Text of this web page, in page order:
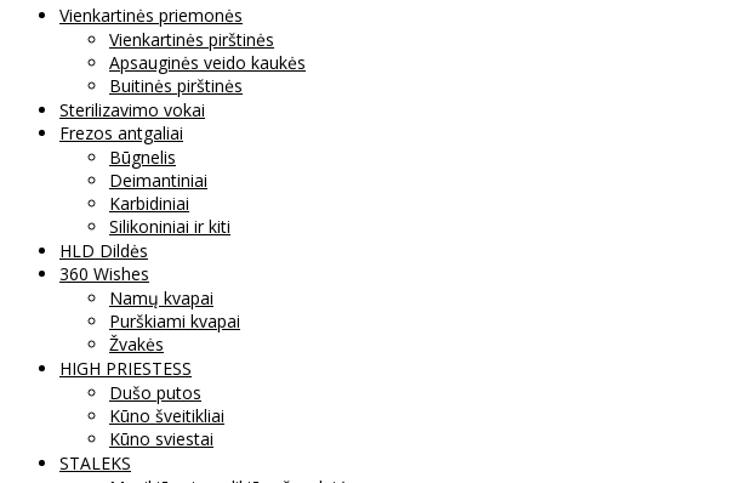
Vienkartinės priemonės
Vienkartinės pirštinės
Apsauginės veido kaukės
Buitinės pirštinės
Sterilizavimo vokai
Frezos antgaliai
Būgnelis
Deimantiniai
Karbidiniai
Silikoniniai ir kiti
HLD Dildės
360 Wishes
Namų kvapai
Purškiami kvapai
Žvakės
HIGH PRIESTESS
Dušo putos
Kūno šveitikliai
Kūno sviestai
STALEKS